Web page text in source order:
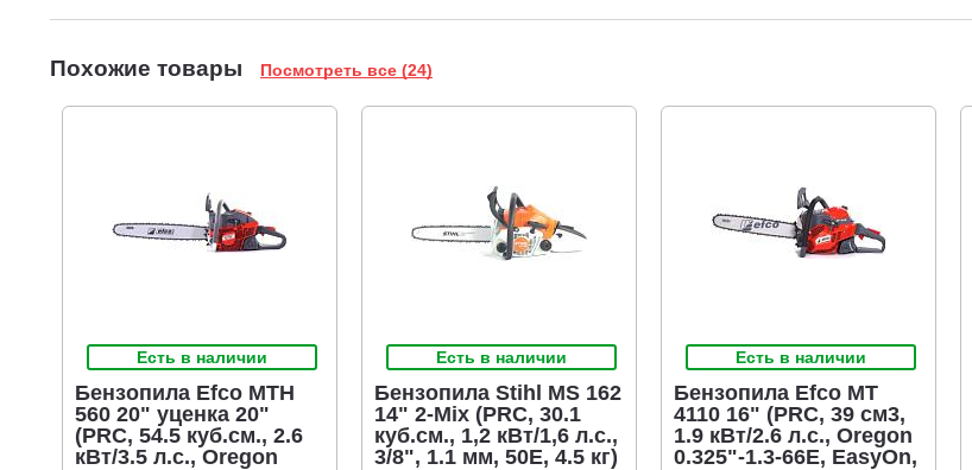
Похожие товары Посмотреть все (24)
Есть в наличии
Бензопила Efco MTH
560 20" уценка 20"
(PRC, 54.5 куб.см., 2.6
кВт/3.5 л.с., Oregon
Есть в наличии
Бензопила Stihl MS 162
14" 2-Mix (PRC, 30.1
куб.см., 1,2 кВт/1,6 л.с.,
3/8", 1.1 мм, 50E, 4.5 кг)
Есть в наличии
Бензопила Efco MT
4110 16" (PRC, 39 см3,
1.9 кВт/2.6 л.с., Oregon
0.325"-1.3-66E, EasyOn,